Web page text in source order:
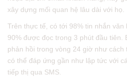
xây dựng mối quan hệ lâu dài với họ.
Trên thực tế, có tới 98% tin nhắn
90% được đọc trong 3 phút đầu tiên.
phản hồi trong vòng 24 giờ như
có thể đáp ứng gần như lập tức với
tiếp thị qua SMS.